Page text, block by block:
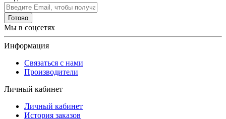
Готово
Мы в соцсетях
Информация
Связаться с нами
Производители
Личный кабинет
Личный кабинет
История заказов